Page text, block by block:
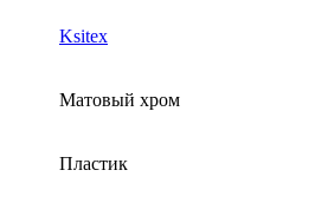
Ksitex
Матовый хром
Пластик